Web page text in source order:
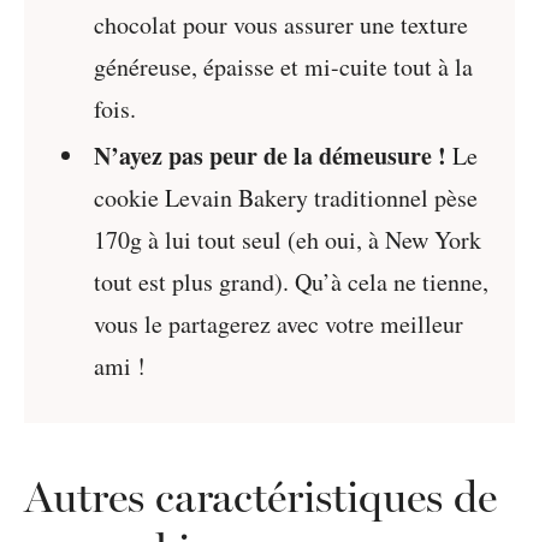
chocolat pour vous assurer une texture
généreuse, épaisse et mi-cuite tout à la
fois.
N’ayez pas peur de la démeusure ! Le
cookie Levain Bakery traditionnel pèse
170g à lui tout seul (eh oui, à New York
tout est plus grand). Qu’à cela ne tienne,
vous le partagerez avec votre meilleur
ami !
Autres caractéristiques de